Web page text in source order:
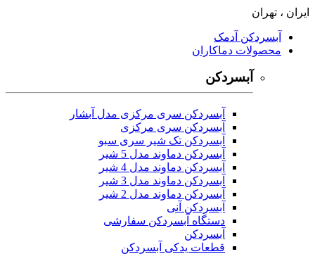
ایران ، تهران
آبسردکن آدمک
محصولات دماکاران
آبسردکن
آبسردکن سری مرکزی مدل آبشار
آبسردکن سری مرکزی
آبسردکن تک شیر سری سبو
آبسردکن دماوند مدل 5 شیر
آبسردکن دماوند مدل 4 شیر
آبسردکن دماوند مدل 3 شیر
آبسردکن دماوند مدل 2 شیر
آبسردکن آنی
دستگاه آبسردکن سفارشی
آبسردکن
قطعات یدکی آبسردکن